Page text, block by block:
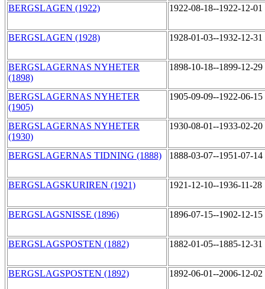
BERGSLAGEN (1922) 1922-08-18--1922-12-01
BERGSLAGEN (1928) 1928-01-03--1932-12-31
BERGSLAGERNAS NYHETER
(1898)
1898-10-18--1899-12-29
BERGSLAGERNAS NYHETER
(1905)
1905-09-09--1922-06-15
BERGSLAGERNAS NYHETER
(1930)
1930-08-01--1933-02-20
BERGSLAGERNAS TIDNING (1888) 1888-03-07--1951-07-14
BERGSLAGSKURIREN (1921) 1921-12-10--1936-11-28
BERGSLAGSNISSE (1896) 1896-07-15--1902-12-15
BERGSLAGSPOSTEN (1882) 1882-01-05--1885-12-31
BERGSLAGSPOSTEN (1892) 1892-06-01--2006-12-02